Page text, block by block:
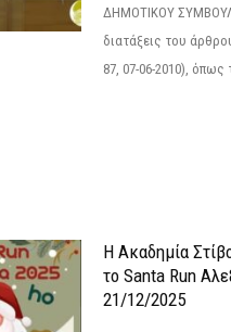
ΔΗΜΟΤΙΚΟΥ
διατάξεις του
87, 07-06-2010), όπως
Η Ακαδημία
το Santa Run
21/12/2025